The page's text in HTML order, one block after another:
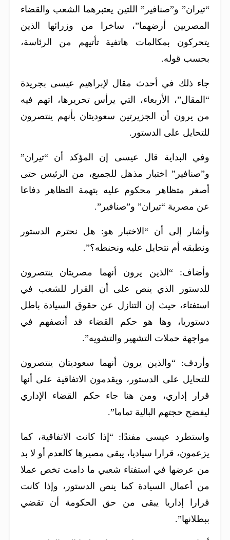
“تيران” و”صنافير” اللتين يعتبرهما الشعب والقضاء
المصريين أرضهما”، ساخرا من وزرائها الذين
يتحركون بمكالمات هاتفية تأتيهم من الرئاسة،
بحسب قوله.
جاء ذلك في أحدث مقال لإبراهيم عيسى بجريدة
“المقال”، الأربعاء، التي يرأس تحريرها، اتهم فيه
من يرون أن الجزيرتين سعوديتان بأنهم ينتصرون
للتحايل على الدستور.
وفي البداية قال عيسى إن المؤكد أن “تيران”
و”صنافير” اختبار مذهل للجميع، من الرئيس حتى
أصغر متظاهر محكوم عليه بتهمة التظاهر دفاعا
عن مصرية “تيران” و”صنافير”.
وأشار إلى أن “الاختبار هو: هل نحترم الدستور
ونطبقه أم نتحايل عليه ونحنطه؟”.
وأضاف: “الذين يرون أنهما مصريتان ينتصرون
للدستور الذي ينص على أن القرار للشعب في
استفتاء، حيث إن التنازل عن حقوق السيادة باطل
دستوريا، وها هو حكم القضاء قد أنصفهم في
مواجهة حملات التشهير والتشويه”.
وأردف: “والذين يرون أنهما سعوديتان ينتصرون
للتحايل على الدستور، ويقدمون الاتفاقية على أنها
قرار إداري، ومن هنا جاء حكم القضاء الإداري
ليفضح حجتهم البالية تماما”.
واستطرد عيسى مفندًا: “إذا كانت الاتفاقية، كما
يزعمون، قرارا سياديا، يبقى مصيرها كالعدم أو لا بد
من عرضها في استفتاء شعبي ما دامت تخص عملا
من أعمال السيادة كما ينص الدستور، وإذا كانت
قرارا إداريا يبقى من حق الحكومة أن تقضي
ببطلانها”.